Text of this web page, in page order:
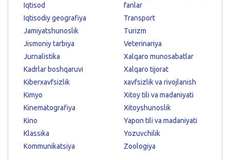
Iqtisod
Iqtisodiy geografiya
Jamiyatshunoslik
Jismoniy tarbiya
Jurnalistika
Kadrlar boshqaruvi
Kiberxavfsizlik
Kimyo
Kinematografiya
Kino
Klassika
Kommunikatsiya
fanlar
Transport
Turizm
Veterinariya
Xalqaro munosabatlar
Xalqaro tijorat
xavfsizlik va rivojlanish
Xitoy tili va madaniyati
Xitoyshunoslik
Yapon tili va madaniyati
Yozuvchilik
Zoologiya